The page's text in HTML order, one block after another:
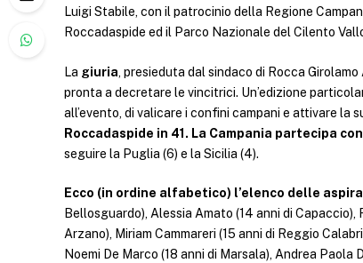
Luigi Stabile, con il patrocinio della Regione
Roccadaspide ed il Parco Nazionale del Cilento
La giuria, presieduta dal sindaco di Rocca
pronta a decretare le vincitrici. Un’edizione
all’evento, di valicare i confini campani e attivare la
Roccadaspide in 41. La Campania partecipa
seguire la Puglia (6) e la Sicilia (4).
Ecco (in ordine alfabetico) l’elenco delle
Bellosguardo), Alessia Amato (14 anni di
Arzano), Miriam Cammareri (15 anni di Reggio
Noemi De Marco (18 anni di Marsala), Andrea